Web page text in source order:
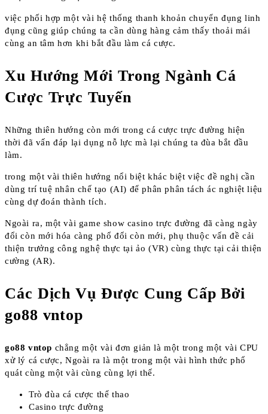
việc phối hợp một vài hệ thống thanh khoản chuyển đụng linh
đụng cũng giúp chúng ta cần dùng hàng cảm thấy thoải mái
cùng an tâm hơn khi bắt đầu làm cá cược.
Xu Hướng Mới Trong Ngành Cá
Cược Trực Tuyến
Những thiên hướng còn mới trong cá cược trực đường hiện
thời đã vấn đáp lại dụng nỗ lực mà lại chúng ta đùa bắt đầu
làm.
trong một vài thiên hướng nổi biệt khác biệt việc đề nghị cần
dùng trí tuệ nhân chế tạo (AI) để phân phân tách ác nghiệt liệu
cùng dự đoán thành tích.
Ngoài ra, một vài game show casino trực đường đã càng ngày
đổi còn mới hóa càng phổ đổi còn mới, phụ thuộc vấn đề cải
thiện trưởng công nghệ thực tại ảo (VR) cùng thực tại cải thiện
cường (AR).
Các Dịch Vụ Được Cung Cấp Bởi
go88 vntop
go88 vntop chẳng một vài đơn giản là một trong một vài CPU
xử lý cá cược, Ngoài ra là một trong một vài hình thức phổ
quát cùng một vài cùng cùng lợi thế.
Trò đùa cá cược thể thao
Casino trực đường